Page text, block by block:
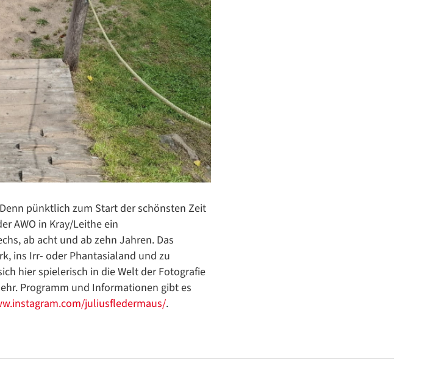
pünktlich zum Start der schönsten Zeit
AWO in Kray/Leithe ein
ab acht und ab zehn Jahren. Das
ins Irr- oder Phantasialand und zu
hier spielerisch in die Welt der Fotografie
Programm und Informationen gibt es
juliusfledermaus/.
Datenschutzerklärung
Datenschutzerklärung
Übersetzen
/